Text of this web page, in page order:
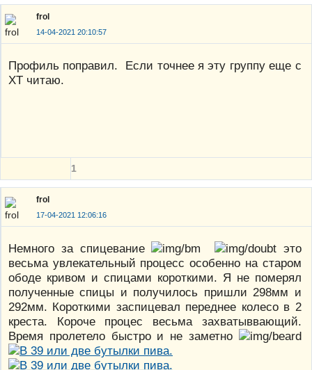
frol
14-04-2021 20:10:57
Профиль поправил. Если точнее я эту группу еще с
ХТ читаю.
1
frol
17-04-2021 12:06:16
Немного за спицевание
это
весьма увлекательный процесс особенно на старом
ободе кривом и спицами короткими. Я не померял
полученные спицы и получилось пришли 298мм и
292мм. Короткими заспицевал переднее колесо в 2
креста. Короче процес весьма захватыввающий.
Время пролетело быстро и не заметно